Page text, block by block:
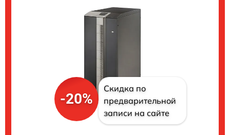
-20%
Скидка по
предварительной
записи на сайте